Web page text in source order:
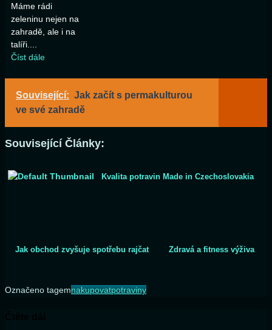
Máme rádi
zeleninu nejen na
zahradě, ale i na
talíři....
Číst dále
Související: Jak začít s permakulturou
ve své zahradě
Související Články:
Kvalita potravin Made in Czechoslovakia
Jak obchod zvyšuje spotřebu rajčat Zdravá a fitness výživa
Označeno tagemnakupovatpotraviny